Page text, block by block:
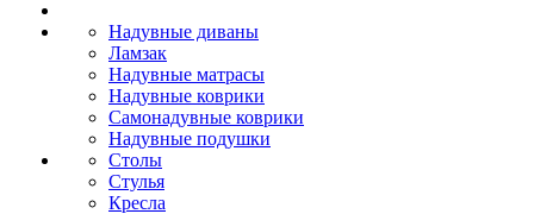
Надувные диваны
Ламзак
Надувные матрасы
Надувные коврики
Самонадувные коврики
Надувные подушки
Столы
Стулья
Кресла